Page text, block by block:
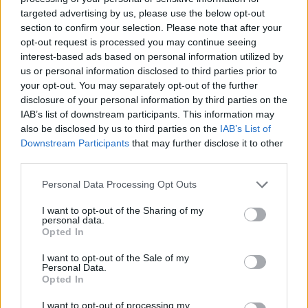
targeted advertising by us, please use the below opt-out
section to confirm your selection. Please note that after your
opt-out request is processed you may continue seeing
interest-based ads based on personal information utilized by
us or personal information disclosed to third parties prior to
your opt-out. You may separately opt-out of the further
disclosure of your personal information by third parties on the
IAB’s list of downstream participants. This information may
also be disclosed by us to third parties on the IAB’s List of
Downstream Participants that may further disclose it to other
Personal Data Processing Opt Outs
I want to opt-out of the Sharing of my
personal data.
Opted In
I want to opt-out of the Sale of my
Personal Data.
Opted In
I want to opt-out of processing my
samym centrum światła wielkanocnego. Zakończył swoją
ziemską pielgrzymkę w objęciach Chrystusa
Zmartwychwstałego, w tej „radości Ewangelii”, która
zainspirowała jedną z jego najbardziej znaczących
Adhortacji apostolskich.
Był Następcą Piotra i pasterzem Kościoła powszechnego
w czasach, które naznaczyły i nadal naznaczają zmianę
epoki – zmianę, której był w pełni świadomy, dając nam
wszystkim odważne świadectwo stanowiące znaczące
dziedzictwo dla Kościoła.
Swoje nauczanie przeżywał jako uczeń-misjonarz, jak sam
lubił mawiać. Do samego końca pozostał uczniem Pana,
biskupiej. Był również misjonarzem, głosząc Ewangelię
miłosierdzia „wszystkim, wszystkim, wszystkim”, jak
wielokrotnie powtarzał. Dobra płynące z jego świadectwa